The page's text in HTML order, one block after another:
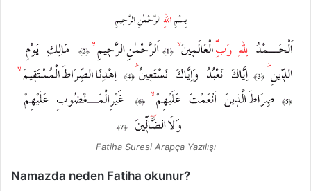
Fatiha Suresi Arapça Yazılışı
Namazda neden Fatiha okunur?